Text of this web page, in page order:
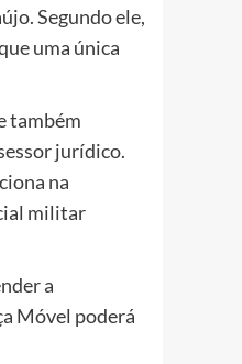
Segundo ele,
uma única
também
jurídico.
na
militar
a
Móvel poderá